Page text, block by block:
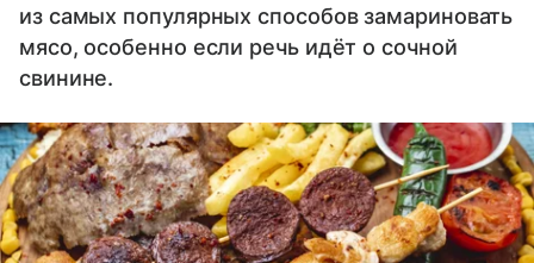
из самых популярных способов замариновать
мясо, особенно если речь идёт о сочной
свинине.